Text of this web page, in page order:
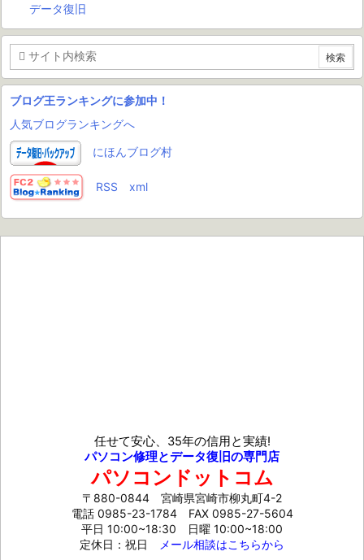
データ復旧
ブログ王ランキングに参加中！
人気ブログランキングへ
にほんブログ村
RSS xml
任せて安心、35年の信用と実績!
パソコン修理とデータ復旧の専門店
パソコンドットコム
〒880-0844 宮崎県宮崎市柳丸町4-2
電話 0985-23-1784FAX 0985-27-5604
平日 10:00~18:30 日曜 10:00~18:00
定休日：祝日
メール相談はこちらから